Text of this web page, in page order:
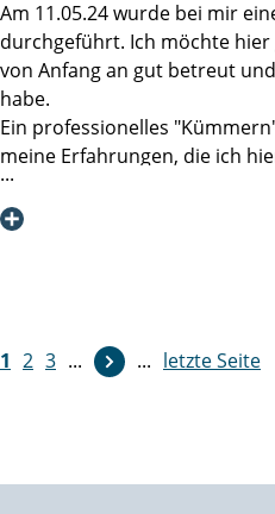
Martini-Klinik aus meinen
werde ich allen aus meinem
dem Thema beschäftigen
sie es nun hören wollen oder
Herzlichst
Manfred K
Am 11.05.24 wurde bei mir
durchgeführt. Ich möchte
von Anfang an gut betreut
habe.
Ein professionelles
meine Erfahrungen, die ich
Danke an Frau Dr. Linse und
1 2 3 ... ... letzte Seite